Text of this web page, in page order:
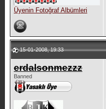
Üyenin Fotoğraf Albümleri
15-01-2008, 19:33
erdalsonmezzz
Banned